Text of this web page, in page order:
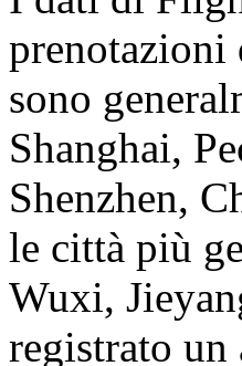
sono
Shanghai,
Shenzhen,
le città più
Wuxi,
registrato